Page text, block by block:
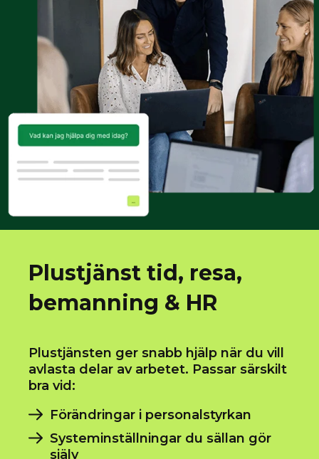
Plustjänst tid, resa,
bemanning & HR
Plustjänsten ger snabb hjälp när du vill
avlasta delar av arbetet. Passar särskilt
bra vid:
Förändringar i personalstyrkan
Systeminställningar du sällan gör
själv